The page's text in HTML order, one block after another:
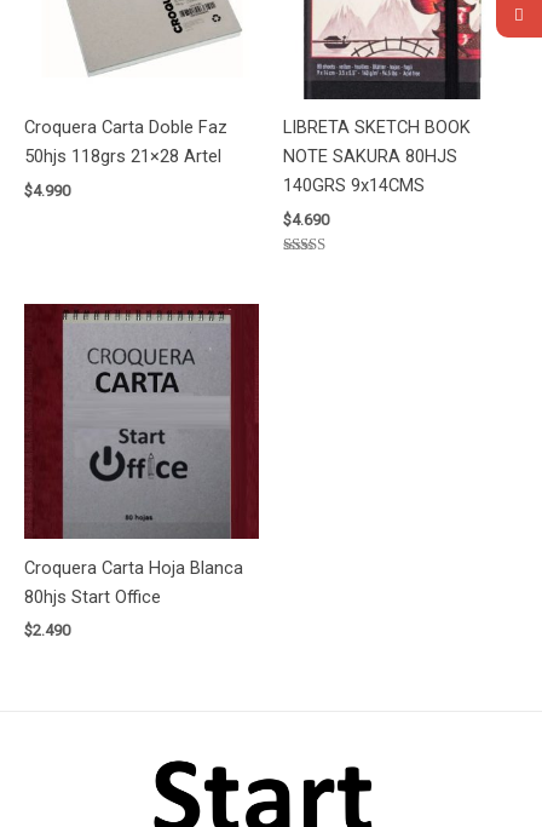
Croquera Carta Doble Faz
50hjs 118grs 21×28 Artel
$4.990
LIBRETA SKETCH BOOK
NOTE SAKURA 80HJS
140GRS 9x14CMS
$4.690
Croquera Carta Hoja Blanca
80hjs Start Office
$2.490